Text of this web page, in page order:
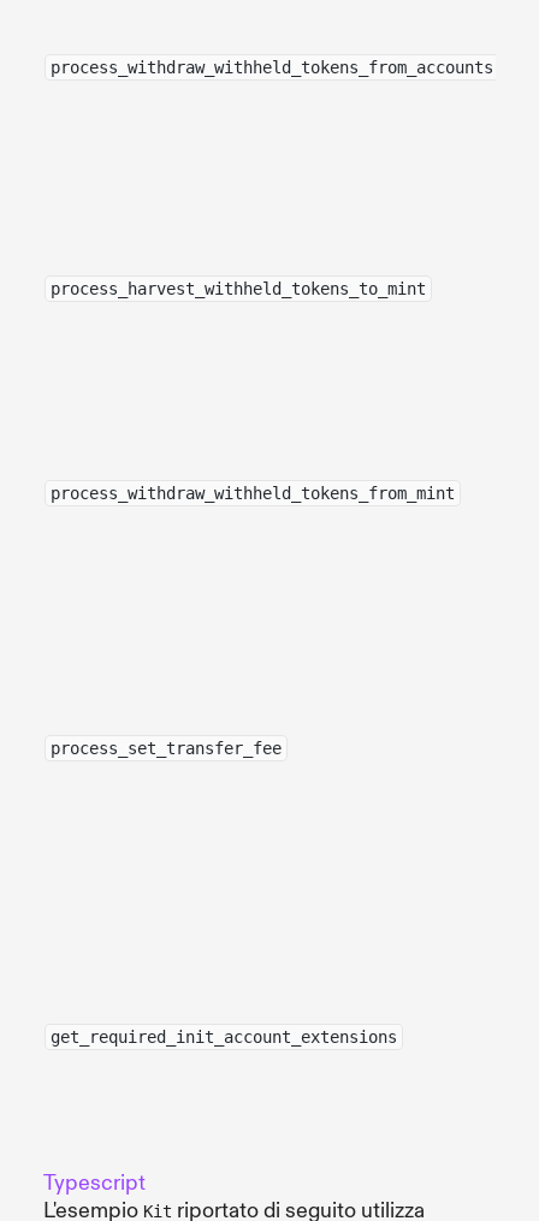
process_withdraw_withheld_tokens_from_accounts
process_harvest_withheld_tokens_to_mint
process_withdraw_withheld_tokens_from_mint
process_set_transfer_fee
get_required_init_account_extensions
Typescript
L'esempio Kit riportato di seguito utilizza